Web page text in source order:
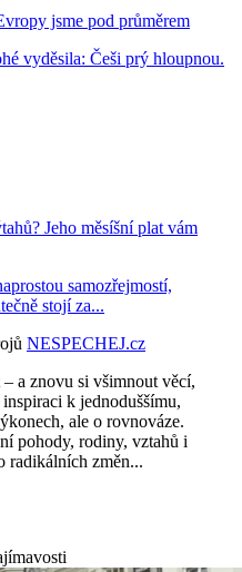
jsme pod průměrem
vyděsila: Češi prý hloupnou.
Jeho měsíšní plat vám
samozřejmostí,
stojí za...
NESPECHEJ.cz
a znovu si všimnout věcí,
k jednoduššímu,
ale o rovnováze.
pohody, rodiny, vztahů i
radikálních změn...